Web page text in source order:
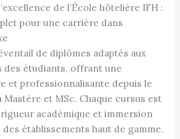
de l’École hôtelière IFH :
pour une carrière dans
de diplômes adaptés aux
des étudiants, offrant une
et professionnalisante depuis le
Mastère et MSc. Chaque cursus est
académique et immersion
établissements haut de gamme.